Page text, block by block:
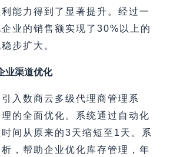
能力得到了显著提升。经过一
业的销售额实现了30%以上的
步扩大。
业渠道优化
入数商云多级代理商管理系
的全面优化。系统通过自动化
间从原来的3天缩短至1天。系
，帮助企业优化库存管理，年